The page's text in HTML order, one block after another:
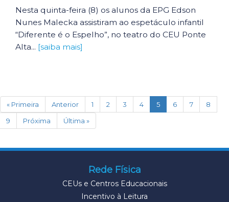
Nesta quinta-feira (8) os alunos da EPG Edson
Nunes Malecka assistiram ao espetáculo infantil
“Diferente é o Espelho”, no teatro do CEU Ponte
Alta... [saiba mais]
« Primeira Anterior 1 2 3 4 5(current)
6 7
8
9
Próxima Última »
Rede Física
CEUs e Centros Educacionais
Incentivo à Leitura